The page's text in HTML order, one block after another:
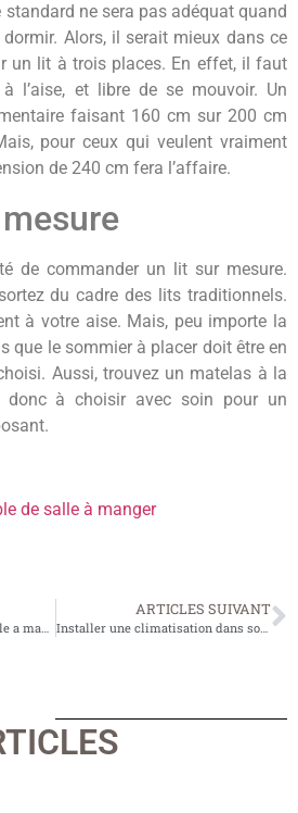
standard ne sera pas adéquat quand
Alors, il serait mieux dans ce
un lit à trois places. En effet, il faut
l’aise, et libre de se mouvoir. Un
faisant 160 cm sur 200 cm
pour ceux qui veulent vraiment
de 240 cm fera l’affaire.
de commander un lit sur mesure.
du cadre des lits traditionnels.
à votre aise. Mais, peu importe la
que le sommier à placer doit être en
Aussi, trouvez un matelas à la
donc à choisir avec soin pour un
de salle à manger
ARTICLES SUIVANT
Installer une climatisation dans son logement